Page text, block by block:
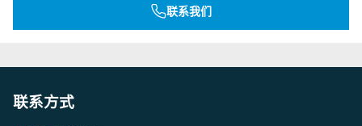
联系我们
联系方式